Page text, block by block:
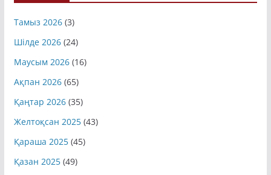
Тамыз 2026(3)
Шілде 2026(24)
Маусым 2026(16)
Ақпан 2026(65)
Қаңтар 2026(35)
Желтоқсан 2025(43)
Қараша 2025(45)
Қазан 2025(49)